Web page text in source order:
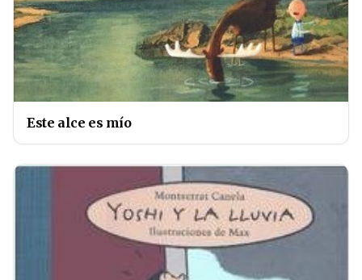
Este alce es mío